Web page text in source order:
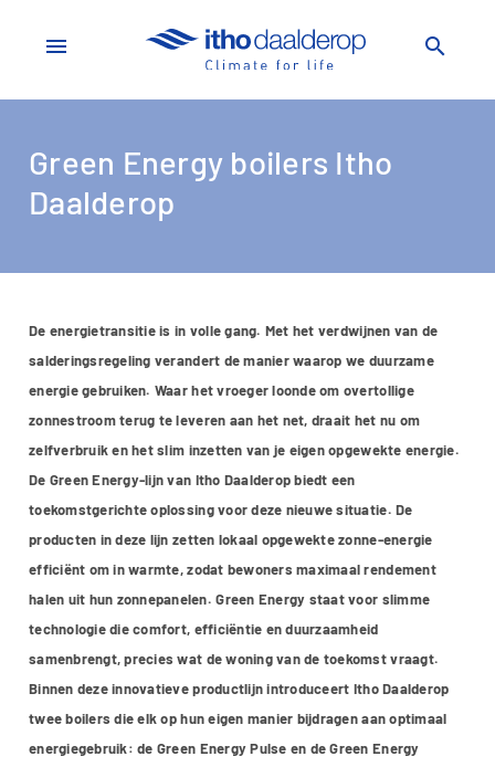
menu search
Green Energy boilers Itho
Daalderop
De energietransitie is in volle gang. Met het verdwijnen van de
salderingsregeling verandert de manier waarop we duurzame
energie gebruiken. Waar het vroeger loonde om overtollige
zonnestroom terug te leveren aan het net, draait het nu om
zelfverbruik en het slim inzetten van je eigen opgewekte energie.
De Green Energy-lijn van Itho Daalderop biedt een
toekomstgerichte oplossing voor deze nieuwe situatie. De
producten in deze lijn zetten lokaal opgewekte zonne-energie
efficiënt om in warmte, zodat bewoners maximaal rendement
halen uit hun zonnepanelen. Green Energy staat voor slimme
technologie die comfort, efficiëntie en duurzaamheid
samenbrengt, precies wat de woning van de toekomst vraagt.
Binnen deze innovatieve productlijn introduceert Itho Daalderop
twee boilers die elk op hun eigen manier bijdragen aan optimaal
energiegebruik: de Green Energy Pulse en de Green Energy